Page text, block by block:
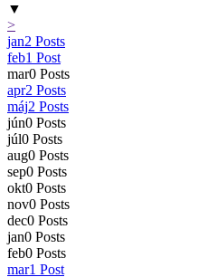
▼
>
jan2 Posts
feb1 Post
mar0 Posts
apr2 Posts
máj2 Posts
jún0 Posts
júl0 Posts
aug0 Posts
sep0 Posts
okt0 Posts
nov0 Posts
dec0 Posts
jan0 Posts
feb0 Posts
mar1 Post